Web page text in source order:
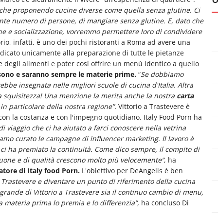
proponendo cucine diverse come quella senza glutine. Ci
numero di persone, di mangiare senza glutine. E, dato che
socializzazione, vorremmo permettere loro di condividere
infatti, è uno dei pochi ristoranti a Roma ad avere una
unicamente alla preparazione di tutte le pietanze
alimenti e poter così offrire un menù identico a quello
e saranno sempre le materie prime. “Se dobbiamo
insegnata nelle migliori scuole di cucina d'Italia. Altra
squisitezza! Una menzione la merita anche la nostra carta
particolare della nostra regione”. Vittorio a Trastevere è
la costanza e con l'impegno quotidiano. Italy Food Porn ha
viaggio che ci ha aiutato a farci conoscere nella vetrina
curato le campagne di influencer marketing. Il lavoro è
ha premiato la continuità. Come dico sempre, il compito di
e di qualità crescono molto più velocemente”, ha
di Italy food Porn. L'obiettivo per DeAngelis è ben
e diventare un punto di riferimento della cucina
di Vittorio a Trastevere sia il continuo cambio di menu,
prima lo premia e lo differenzia”, ha concluso Di